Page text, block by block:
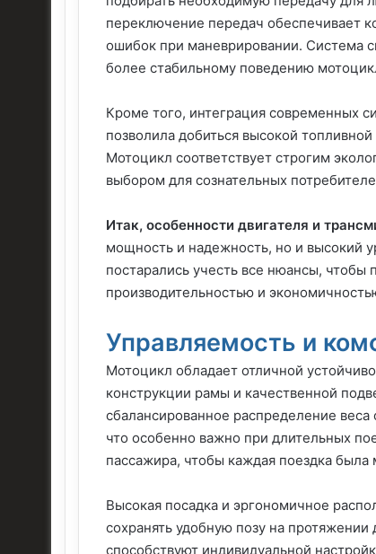
переключение передач обеспечивает
ошибок при маневрировании. Система
более стабильному поведению
Кроме того, интеграция современных
позволила добиться высокой
Мотоцикл соответствует строгим
выбором для сознательных
Итак, особенности двигателя и
мощность и надежность, но и высокий
постарались учесть все нюансы,
производительностью и
Управляемость и
Мотоцикл обладает отличной
конструкции рамы и качественной
сбалансированное распределение
что особенно важно при длительных
пассажира, чтобы каждая поездка
Высокая посадка и эргономичное
сохранять удобную позу на
способствуют индивидуальной